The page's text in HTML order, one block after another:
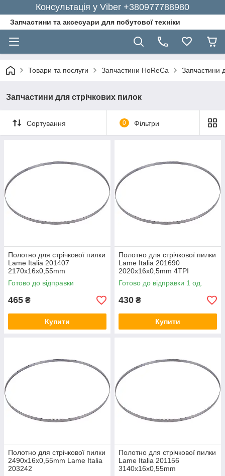
Консультація у Viber +380977788980
Запчастини та аксесуари для побутової техніки
Товари та послуги Запчастини HoReCa Запчастини
Запчастини для стрічкових пилок
Сортування 0 Фільтри
Полотно для стрічкової пилки
Lame Italia 201407
2170x16x0,55mm
Готово до відправки
465 ₴
Купити
Полотно для стрічкової пилки
Lame Italia 201690
2020x16x0,5mm 4TPI
Готово до відправки 1 од.
430 ₴
Купити
Полотно для стрічкової пилки
2490x16x0,55mm Lame Italia
203242
Полотно для стрічкової пилки
Lame Italia 201156
3140x16x0,55mm